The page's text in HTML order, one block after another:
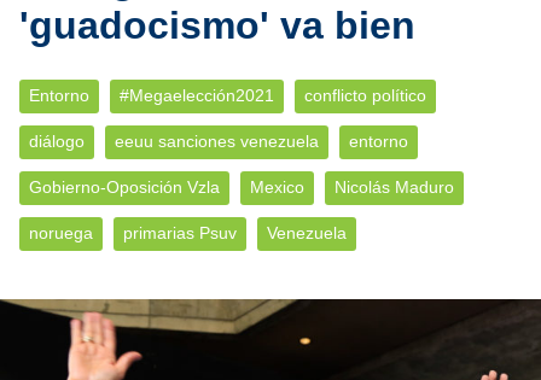
'guadocismo' va bien
Entorno #Megaelección2021 conflicto político
diálogo eeuu sanciones venezuela entorno
Gobierno-Oposición Vzla Mexico Nicolás Maduro
noruega primarias Psuv Venezuela